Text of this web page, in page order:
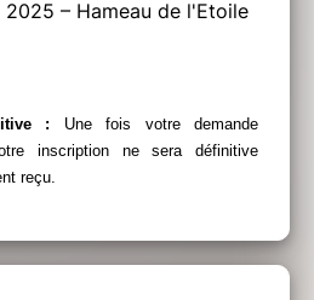
– Hameau de l'Etoile
: Une fois votre demande
inscription ne sera définitive
reçu.